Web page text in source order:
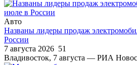
Авто
Названы лидеры продаж
России
7 августа 2026 51
Владивосток, 7 августа — РИА